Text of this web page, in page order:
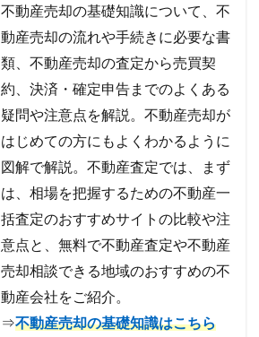
不動産売却の基礎知識について、不
動産売却の流れや手続きに必要な書
類、不動産売却の査定から売買契
約、決済・確定申告までのよくある
疑問や注意点を解説。不動産売却が
はじめての方にもよくわかるように
図解で解説。不動産査定では、まず
は、相場を把握するための不動産一
括査定のおすすめサイトの比較や注
意点と、無料で不動産査定や不動産
売却相談できる地域のおすすめの不
動産会社をご紹介。
⇒不動産売却の基礎知識はこちら